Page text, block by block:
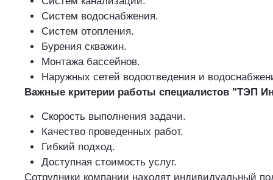
Систем водоснабжения.
Систем отопления.
Бурения скважин.
Монтажа бассейнов.
Наружных сетей водоотведения и
Важные критерии работы специалистов "ТЭП
Скорость выполнения задачи.
Качество проведенных работ.
Гибкий подход.
Доступная стоимость услуг.
Сотрудники компании находят индивидуальный